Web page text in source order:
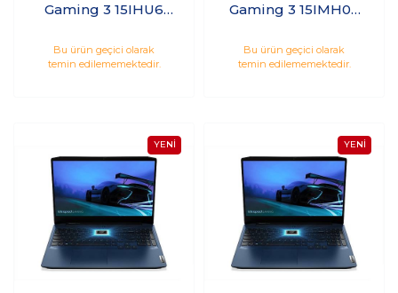
Gaming 3 15IHU6
11320H 16GB 512GB
SSD 4GB RTX3050Ti
Bu ürün geçici olarak
temin edilememektedir.
Gaming 3 15IMH05
10300H 8GB 512GB
SSD 4GB GTX1650
Bu ürün geçici olarak
temin edilememektedir.